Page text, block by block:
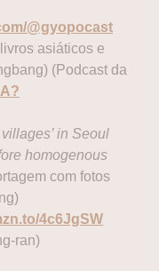
@gyopocast
asiáticos e
(Podcast da
in Seoul
homogenous
com fotos
4c6JgSW
ran)